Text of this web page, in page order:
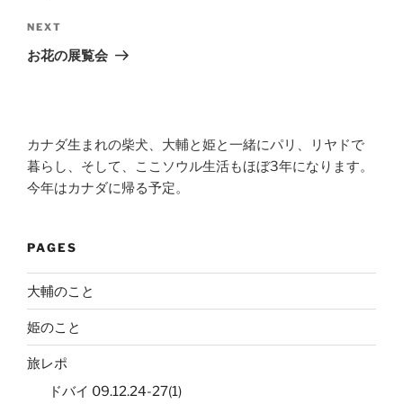
Next
Post
NEXT
お花の展覧会
カナダ生まれの柴犬、大輔と姫と一緒にパリ、リヤドで
暮らし、そして、ここソウル生活もほぼ3年になります。
今年はカナダに帰る予定。
PAGES
大輔のこと
姫のこと
旅レポ
ドバイ 09.12.24-27(1)